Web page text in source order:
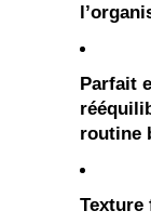
Parfait
routine
Texture